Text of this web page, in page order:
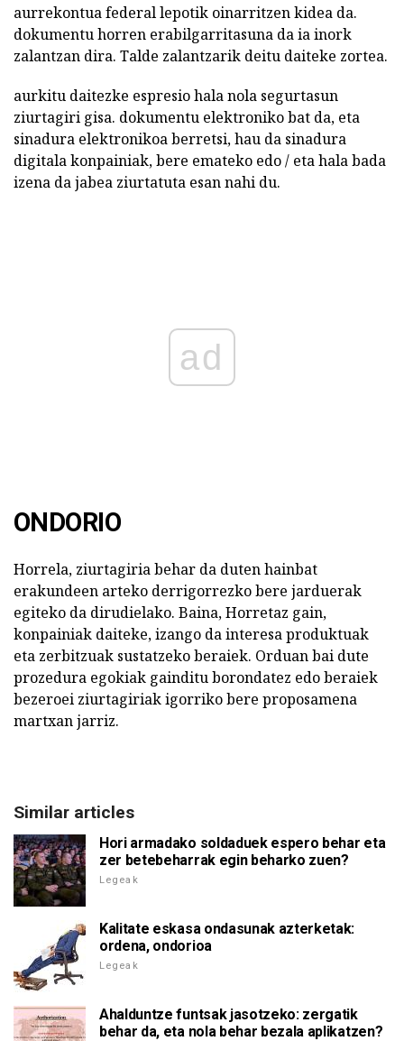
aurrekontua federal lepotik oinarritzen kidea da.
dokumentu horren erabilgarritasuna da ia inork
zalantzan dira. Talde zalantzarik deitu daiteke zortea.
aurkitu daitezke espresio hala nola segurtasun
ziurtagiri gisa. dokumentu elektroniko bat da, eta
sinadura elektronikoa berretsi, hau da sinadura
digitala konpainiak, bere emateko edo / eta hala bada
izena da jabea ziurtatuta esan nahi du.
ad
ONDORIO
Horrela, ziurtagiria behar da duten hainbat
erakundeen arteko derrigorrezko bere jarduerak
egiteko da dirudielako. Baina, Horretaz gain,
konpainiak daiteke, izango da interesa produktuak
eta zerbitzuak sustatzeko beraiek. Orduan bai dute
prozedura egokiak gainditu borondatez edo beraiek
bezeroei ziurtagiriak igorriko bere proposamena
martxan jarriz.
Similar articles
Hori armadako soldaduek espero behar eta
zer betebeharrak egin beharko zuen?
Legeak
Kalitate eskasa ondasunak azterketak:
ordena, ondorioa
Legeak
Ahalduntze funtsak jasotzeko: zergatik
behar da, eta nola behar bezala aplikatzen?